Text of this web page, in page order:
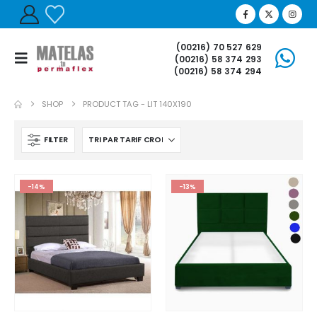
(00216) 70 527 629
(00216) 58 374 293
(00216) 58 374 294
SHOP PRODUCT TAG - LIT 140X190
FILTER
-14% -13%